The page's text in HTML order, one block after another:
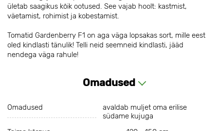
ületab saagikus kõik ootused. See vajab hoolt: kastmist,
väetamist, rohimist ja kobestamist.
Tomatid Gardenberry F1 on aga väga lopsakas sort, mille eest
oled kindlasti tänulik! Telli neid seemneid kindlasti, jääd
nendega väga rahule!
Omadused
Omadused
avaldab muljet oma erilise
südame kujuga